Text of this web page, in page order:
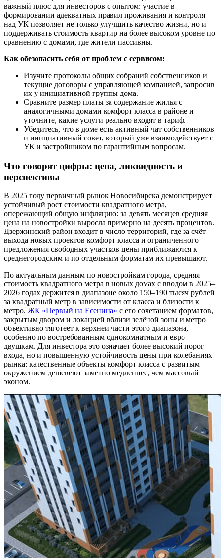
важный плюс для инвесторов с опытом: участие в
формировании адекватных правил проживания и контроля
над УК позволяет не только улучшить качество жизни, но и
поддерживать стоимость квартир на более высоком уровне по
сравнению с домами, где жители пассивны.
Как обезопасить себя от проблем с сервисом:
Изучите протоколы общих собраний собственников и
текущие договоры с управляющей компанией, запросив
их у инициативной группы дома.
Сравните размер платы за содержание жилья с
аналогичными домами комфорт класса в районе и
уточните, какие услуги реально входят в тариф.
Убедитесь, что в доме есть активный чат собственников
и инициативный совет, который уже взаимодействует с
УК и застройщиком по гарантийным вопросам.
Что говорят цифры: цена, ликвидность и
перспективы
В 2025 году первичный рынок Новосибирска демонстрирует
устойчивый рост стоимости квадратного метра,
опережающий общую инфляцию: за девять месяцев средняя
цена на новостройки выросла примерно на десять процентов.
Дзержинский район входит в число территорий, где за счёт
выхода новых проектов комфорт класса и ограниченного
предложения свободных участков цены приближаются к
среднегородским и по отдельным форматам их превышают.
По актуальным данным по новостройкам города, средняя
стоимость квадратного метра в новых домах с вводом в 2025–
2026 годах держится в диапазоне около 150–190 тысяч рублей
за квадратный метр в зависимости от класса и близости к
метро. ЖК «Первый на Есенина» с его сочетанием форматов,
закрытым двором и локацией вблизи зелёной зоны и метро
объективно тяготеет к верхней части этого диапазона,
особенно по востребованным однокомнатным и евро
двушкам. Для инвестора это означает более высокий порог
входа, но и повышенную устойчивость цены при колебаниях
рынка: качественные объекты комфорт класса с развитым
окружением дешевеют заметно медленнее, чем массовый
эконом.